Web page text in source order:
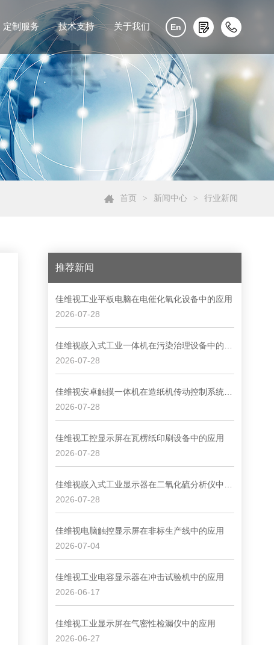
En
定制服务 技术支持 关于我们
首页 > 新闻中心 > 行业新闻
推荐新闻
佳维视工业平板电脑在电催化氧化设备中的应用
2026-07-28
2026-07-28
佳维视安卓触摸一体机在造纸机传动控制系统中的应用
2026-07-28
佳维视工控显示屏在瓦楞纸印刷设备中的应用
2026-07-28
2026-07-28
佳维视电脑触控显示屏在非标生产线中的应用
2026-07-04
佳维视工业电容显示器在冲击试验机中的应用
2026-06-17
佳维视工业显示屏在气密性检漏仪中的应用
2026-06-27